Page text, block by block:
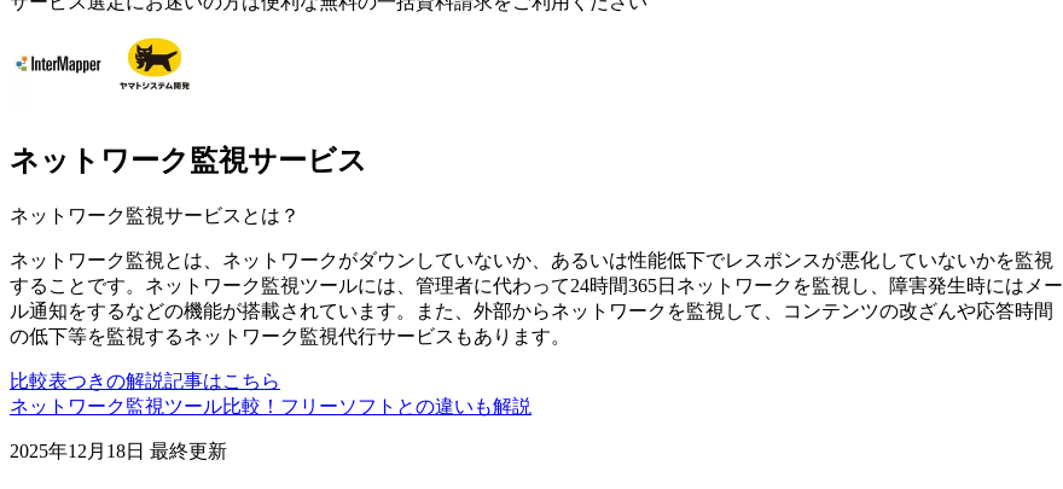
ネットワーク監視サービス
ネットワーク監視サービス とは？
ネットワーク監視とは、ネットワークがダウンしていないか、あるいは性能低下でレスポンスが悪化していないかを監視
することです。ネットワーク監視ツールには、管理者に代わって24時間365日ネットワークを監視し、障害発生時にはメー
ル通知をするなどの機能が搭載されています。また、外部からネットワークを監視して、コンテンツの改ざんや応答時間
の低下等を監視するネットワーク監視代行サービスもあります。
比較表つきの解説記事はこちら
ネットワーク監視ツール比較！フリーソフトとの違いも解説
2025年12月18日 最終更新